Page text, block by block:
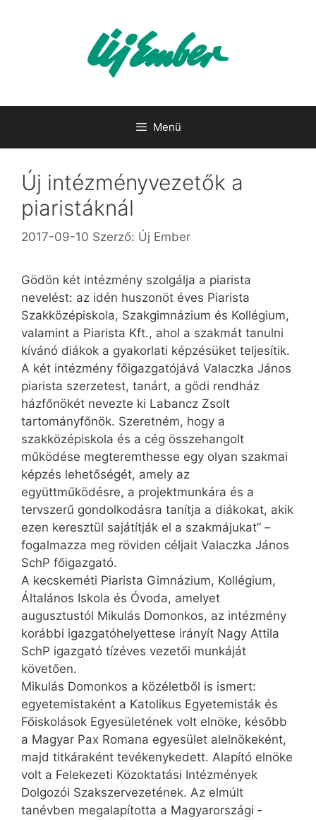
Menü
Új intézményvezetők a
piaristáknál
2017-09-10 Szerző: Új Ember
Gödön két intézmény szolgálja a piarista
nevelést: az idén huszonöt éves Piarista
Szakközépiskola, Szakgimnázium és Kollégium,
valamint a Piarista Kft., ahol a szakmát tanulni
kívánó diákok a gyakorlati képzésüket teljesítik.
A két intézmény főigazgatójává ­Valaczka János
piarista szerzetest, tanárt, a gödi rendház
házfőnökét nevezte ki Labancz Zsolt
tartományfőnök. Szeretném, hogy a
szakközépiskola és a cég összehangolt
működése megteremthesse egy olyan szakmai
képzés lehetőségét, amely az
együttműködésre, a projektmunkára és a
tervszerű gondolkodásra tanítja a diákokat, akik
ezen keresztül sajátítják el a szakmájukat” –
fogalmazza meg röviden céljait Valaczka János
SchP főigazgató.
A kecskeméti Piarista Gimnázium, Kollégium,
Általános Iskola és Óvoda, amelyet
augusztustól Mikulás Domonkos, az intézmény
korábbi igazgatóhelyettese irányít Nagy Attila
SchP igazgató tízéves vezetői munkáját
követően.
Mikulás Domonkos a közéletből is ismert:
egyetemistaként a Katolikus Egyetemisták és
Főiskolások Egyesületének volt elnöke, később
a Magyar Pax Romana egyesület alelnökeként,
majd titkáraként tevékenykedett. Alapító elnöke
volt a Felekezeti Közoktatási Intézmények
Dolgozói Szakszervezetének. Az elmúlt
tanévben megalapította a Magyarországi ­